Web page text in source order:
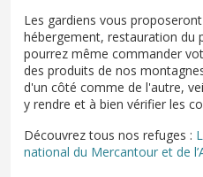
Les gardiens vous
hébergement, restauration du
pourrez même commander
des produits de nos
d'un côté comme de l'autre,
y rendre et à bien vérifier les
Découvrez tous nos refuges :
national du Mercantour et de